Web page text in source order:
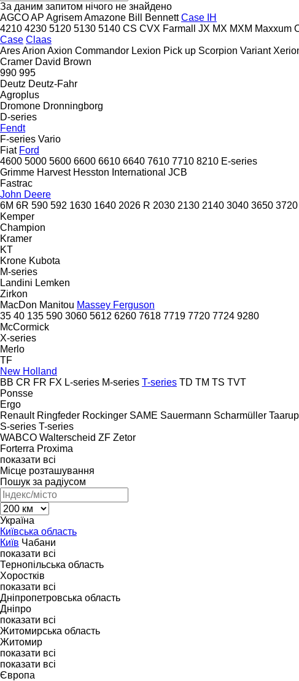
За даним запитом нічого не знайдено
AGCOAP AgrisemAmazone Bill Bennett Case IH
4210 4230 5120 5130 5140 CS CVX Farmall JX MX MXM Maxxum
Case Claas
AresArion Axion Commandor Lexion Pick up Scorpion Variant
Cramer David Brown
990 995
Deutz Deutz-Fahr
Agroplus
Dromone Dronningborg
D-series
Fendt
F-series Vario
Fiat Ford
4600 5000 5600 6600 6610 6640 7610 7710 8210 E-series
Grimme Harvest Hesston International JCB
Fastrac
John Deere
6M 6R 590 592 1630 1640 2026 R 2030 2130 2140 3040 3650 3720
Kemper
Champion
Kramer
KT
Krone Kubota
M-series
Landini Lemken
Zirkon
MacDon Manitou Massey Ferguson
35 40 135 590 3060 5612 6260 7618 7719 7720 7724 9280
McCormick
X-series
Merlo
TF
New Holland
BB CR FR FX L-series M-series T-series TD TM TS TVT
Ponsse
Ergo
Renault Ringfeder Rockinger SAME Sauermann Scharmüller Taarup
S-series T-series
WABCO Walterscheid ZF Zetor
Forterra Proxima
показати всі
Місце розташування
Пошук за радіусом
Україна
Київська область
Київ Чабани
показати всі
Тернопільська область
Хоростків
показати всі
Дніпропетровська область
Дніпро
показати всі
Житомирська область
Житомир
показати всі
показати всі
Європа